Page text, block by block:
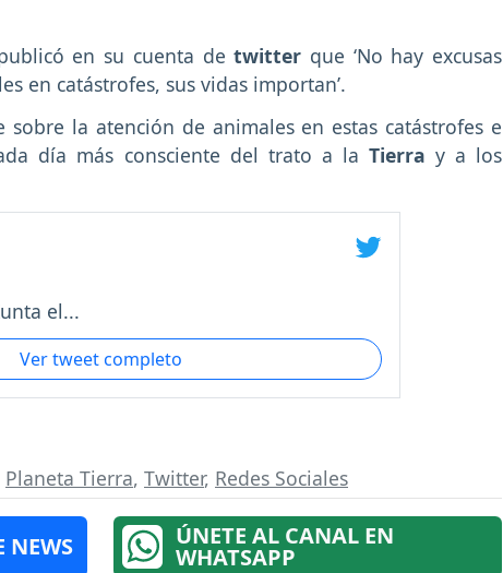
en su cuenta detwitter que ‘No hay excusas
en catástrofes, sus vidas importan’.
la atención de animales en estas catástrofes e
día más consciente del trato a la Tierra y a los
el...
Ver tweet completo
Planeta Tierra, Twitter, Redes Sociales
NEWS ÚNETE AL CANAL EN
WHATSAPP